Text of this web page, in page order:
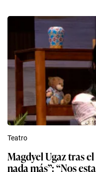
Teatro
Magdyel Ugaz tras
nada más”: “Nos